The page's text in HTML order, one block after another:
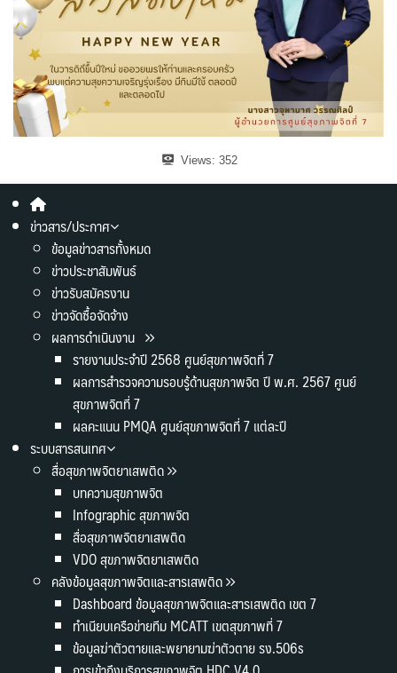
Views: 352
ข่าวสาร/ประกาศ
ข้อมูลข่าวสารทั้งหมด
ข่าวประชาสัมพันธ์
ข่าวรับสมัครงาน
ข่าวจัดซื้อจัดจ้าง
ผลการดำเนินงาน
รายงานประจำปี 2568 ศูนย์สุขภาพจิตที่ 7
ผลการสำรวจความรอบรู้ด้านสุขภาพจิต ปี พ.ศ. 2567 ศูนย์
สุขภาพจิตที่ 7
ผลคะแนน PMQA ศูนย์สุขภาพจิตที่ 7 แต่ละปี
ระบบสารสนเทศ
สื่อสุขภาพจิตยาเสพติด
บทความสุขภาพจิต
Infographic สุขภาพจิต
สื่อสุขภาพจิตยาเสพติด
VDO สุขภาพจิตยาเสพติด
คลังข้อมูลสุขภาพจิตและสารเสพติด
Dashboard ข้อมูลสุขภาพจิตและสารเสพติด เขต 7
ทำเนียบเครือข่ายทีม MCATT เขตสุขภาพที่ 7
ข้อมูลฆ่าตัวตายและพยายามฆ่าตัวตาย รง.506s